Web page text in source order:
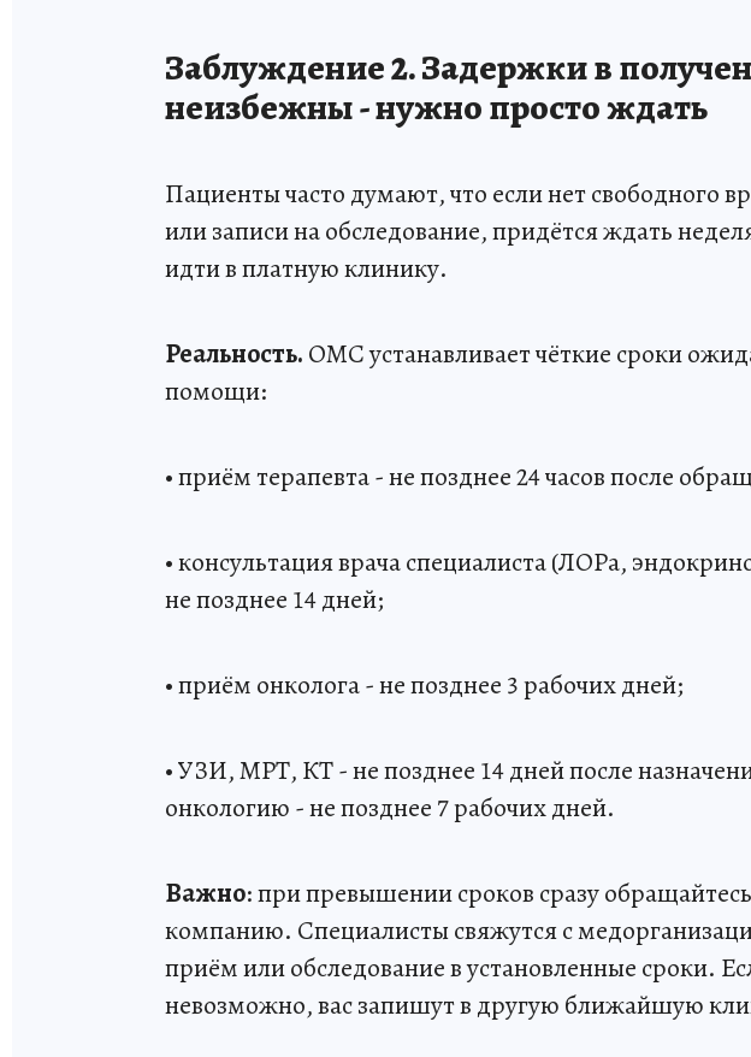
Заблуждение 2. Задержки в
неизбежны - нужно просто ждать
Пациенты часто думают, что если нет свободного
или записи на обследование, придётся ждать
идти в платную клинику.
Реальность. ОМС устанавливает чёткие сроки
помощи:
• приём терапевта - не позднее 24 часов после
• консультация врача специалиста (ЛОРа,
не позднее 14 дней;
• приём онколога - не позднее 3 рабочих дней;
• УЗИ, МРТ, КТ - не позднее 14 дней после
онкологию - не позднее 7 рабочих дней.
Важно: при превышении сроков сразу
компанию. Специалисты свяжутся с
приём или обследование в установленные сроки.
невозможно, вас запишут в другую ближайшую